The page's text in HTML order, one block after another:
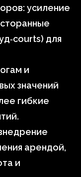
усиление
для
и
значений
гибкие
арендой,
и